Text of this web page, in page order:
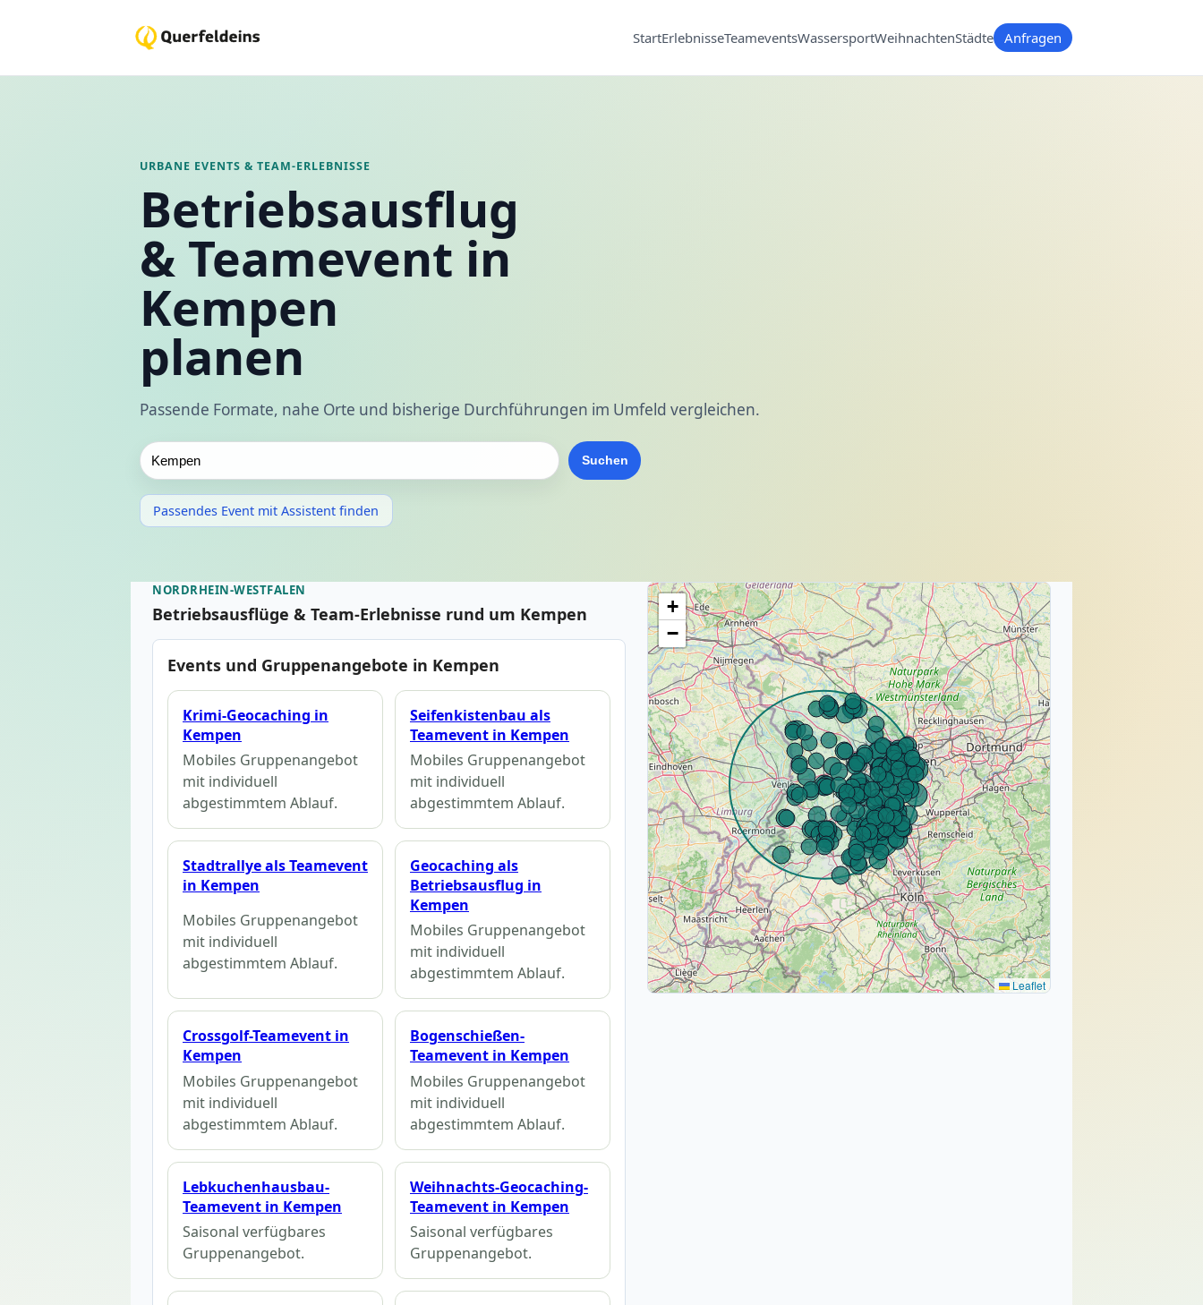
StartErlebnisseTeameventsWassersportWeihnachtenStädte Anfragen
URBANE EVENTS & TEAM-ERLEBNISSE
Betriebsausflug
& Teamevent in
Kempen
planen
Passende Formate, nahe Orte und bisherige Durchführungen im Umfeld vergleichen.
Suchen
Passendes Event mit Assistent finden
NORDRHEIN-WESTFALEN
Betriebsausflüge & Team-Erlebnisse rund um Kempen
Events und Gruppenangebote in Kempen
Krimi-Geocaching in
Kempen
Mobiles Gruppenangebot
mit individuell
abgestimmtem Ablauf.
Seifenkistenbau als
Teamevent in Kempen
Mobiles Gruppenangebot
mit individuell
abgestimmtem Ablauf.
Stadtrallye als Teamevent
in Kempen
Mobiles Gruppenangebot
mit individuell
abgestimmtem Ablauf.
Geocaching als
Betriebsausflug in
Kempen
Mobiles Gruppenangebot
mit individuell
abgestimmtem Ablauf.
Crossgolf-Teamevent in
Kempen
Mobiles Gruppenangebot
mit individuell
abgestimmtem Ablauf.
Bogenschießen-
Teamevent in Kempen
Mobiles Gruppenangebot
mit individuell
abgestimmtem Ablauf.
Lebkuchenhausbau-
Teamevent in Kempen
Saisonal verfügbares
Gruppenangebot.
Weihnachts-Geocaching-
Teamevent in Kempen
Saisonal verfügbares
Gruppenangebot.
+
−
Leaflet